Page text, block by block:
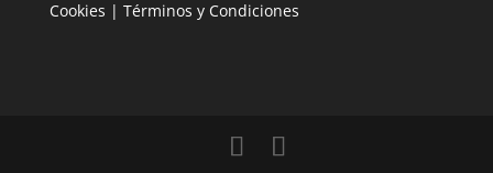
Cookies | Términos y Condiciones